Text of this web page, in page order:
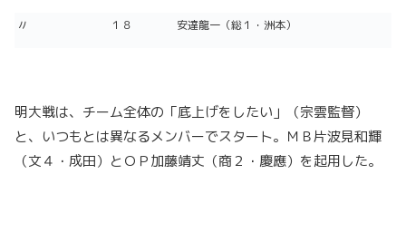
〃 １８ 安達龍一（総１・洲本）
明大戦は、チーム全体の「底上げをしたい」（宗雲監督）
と、いつもとは異なるメンバーでスタート。ＭＢ片波見和輝
（文４・成田）とＯＰ加藤靖丈（商２・慶應）を起用した。